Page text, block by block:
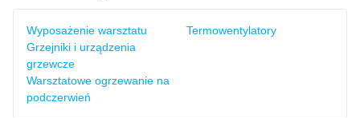
Wyposażenie warsztatu
Grzejniki i urządzenia
grzewcze
Warsztatowe ogrzewanie na
podczerwień
Termowentylatory